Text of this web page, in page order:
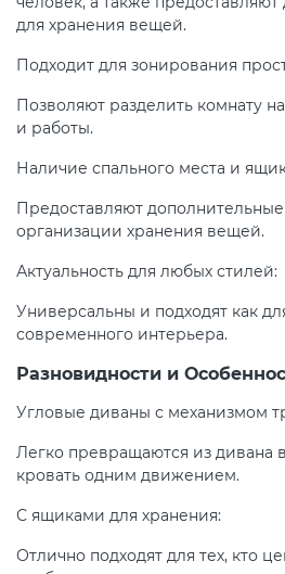
для хранения вещей.
Подходит для зонирования
Позволяют разделить комнату
и работы.
Наличие спального места и
Предоставляют
организации хранения вещей.
Актуальность для любых стилей:
Универсальны и подходят как
современного интерьера.
Разновидности и
Угловые диваны с механизмом
Легко превращаются из дивана
кровать одним движением.
С ящиками для хранения:
Отлично подходят для тех, кто